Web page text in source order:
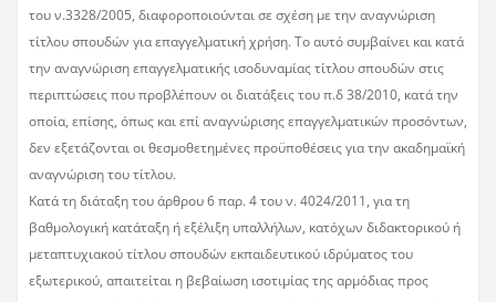
του ν.3328/2005, διαφοροποιούνται σε σχέση με την αναγνώριση
τίτλου σπουδών για επαγγελματική χρήση. Το αυτό συμβαίνει και κατά
την αναγνώριση επαγγελματικής ισοδυναμίας τίτλου σπουδών στις
περιπτώσεις που προβλέπουν οι διατάξεις του π.δ 38/2010, κατά την
οποία, επίσης, όπως και επί αναγνώρισης επαγγελματικών προσόντων,
δεν εξετάζονται οι θεσμοθετημένες προϋποθέσεις για την ακαδημαϊκή
αναγνώριση του τίτλου.
Κατά τη διάταξη του άρθρου 6 παρ. 4 του ν. 4024/2011, για τη
βαθμολογική κατάταξη ή εξέλιξη υπαλλήλων, κατόχων διδακτορικού ή
μεταπτυχιακού τίτλου σπουδών εκπαιδευτικού ιδρύματος του
εξωτερικού, απαιτείται η βεβαίωση ισοτιμίας της αρμόδιας προς